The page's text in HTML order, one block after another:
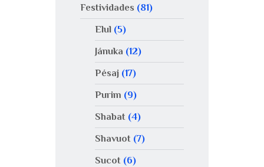
Festividades (81)
Elul(5)
Jánuka (12)
Pésaj(17)
Purim (9)
Shabat(4)
Shavuot(7)
Sucot(6)